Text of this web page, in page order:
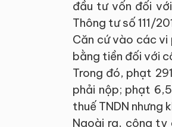
đầu tư vốn đối
Thông tư số 111/
Căn cứ vào các vi
bằng tiền đối với
Trong đó, phạt
phải nộp; phạt
thuế TNDN nhưng
Ngoài ra, công ty